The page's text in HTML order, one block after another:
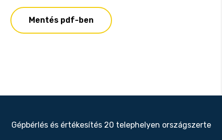
Mentés pdf-ben
Gépbérlés és értékesítés 20 telephelyen országszerte